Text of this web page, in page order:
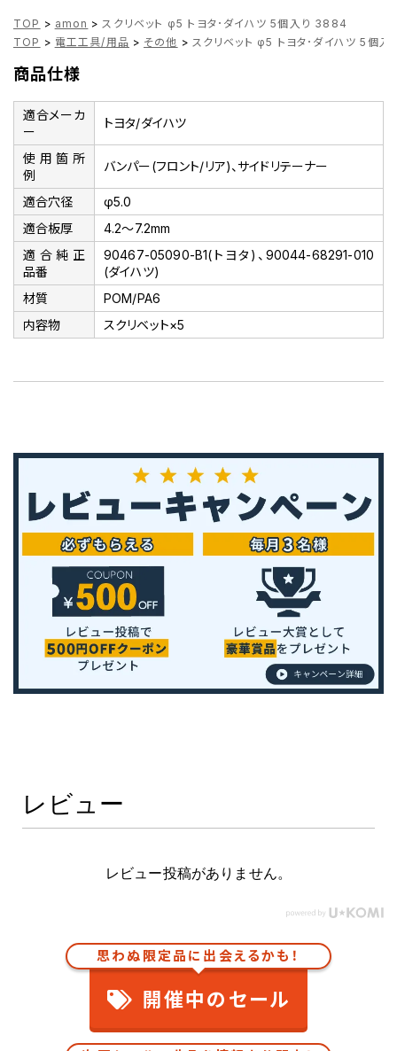
TOP > amon > スクリベット φ5 トヨタ･ダイハツ 5個入り 3884
TOP > 電工工具/用品 > その他 > スクリベット φ5 トヨタ･ダイハツ 5個
商品仕様
適合メーカ
ー
トヨタ/ダイハツ
使用箇所
例
バンパー(フロント/リア)、サイドリテーナー
適合穴径
φ5.0
適合板厚
4.2～7.2mm
適合純正
品番
90467-05090-B1(トヨタ)、90044-68291-010
(ダイハツ)
材質
POM/PA6
内容物
スクリベット×5
レビュー
レビュー投稿がありません。
思わぬ限定品に出会えるかも！
開催中のセール